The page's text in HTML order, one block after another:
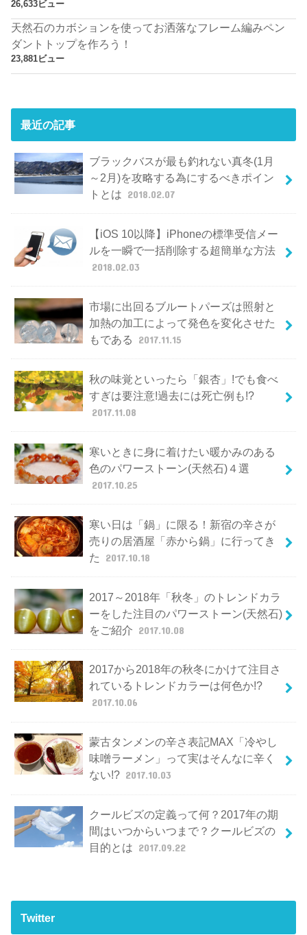
26,633ビュー
天然石のカボションを使ってお洒落なフレーム編みペン
ダントトップを作ろう！
23,881ビュー
最近の記事
ブラックバスが最も釣れない真冬(1月
～2月)を攻略する為にするべきポイン
トとは 2018.02.07
【iOS 10以降】iPhoneの標準受信メー
ルを一瞬で一括削除する超簡単な方法
2018.02.03
市場に出回るブルートパーズは照射と
加熱の加工によって発色を変化させた
もである
2017.11.15
秋の味覚といったら「銀杏」!でも食べ
すぎは要注意!過去には死亡例も!?
2017.11.08
寒いときに身に着けたい暖かみのある
色のパワーストーン(天然石)４選
2017.10.25
寒い日は「鍋」に限る！新宿の辛さが
売りの居酒屋「赤から鍋」に行ってき
た
2017.10.18
2017～2018年「秋冬」のトレンドカラ
ーをした注目のパワーストーン(天然石)
をご紹介 2017.10.08
2017から2018年の秋冬にかけて注目さ
れているトレンドカラーは何色か!?
2017.10.06
蒙古タンメンの辛さ表記MAX「冷やし
味噌ラーメン」って実はそんなに辛く
ない!? 2017.10.03
クールビズの定義って何？2017年の期
間はいつからいつまで？クールビズの
目的とは 2017.09.22
Twitter